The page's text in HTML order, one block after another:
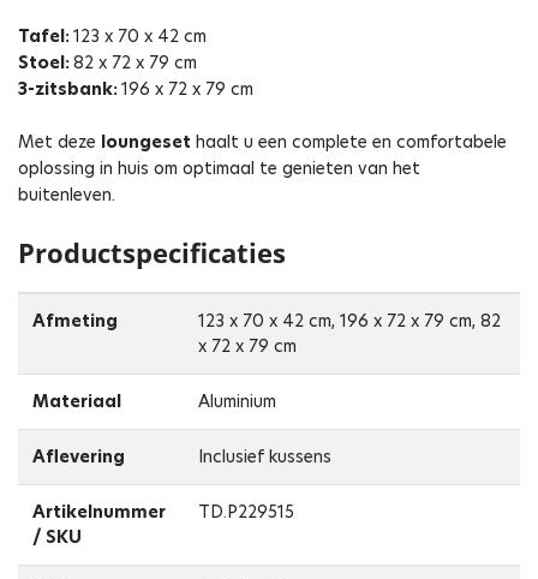
Tafel: 123 x 70 x 42 cm
Stoel: 82 x 72 x 79 cm
3-zitsbank: 196 x 72 x 79 cm
Met deze loungeset haalt u een complete en comfortabele
oplossing in huis om optimaal te genieten van het
buitenleven.
Productspecificaties
Afmeting
123 x 70 x 42 cm, 196 x 72 x 79 cm, 82
x 72 x 79 cm
Materiaal Aluminium
Aflevering Inclusief kussens
Artikelnummer
/ SKU
TD.P229515